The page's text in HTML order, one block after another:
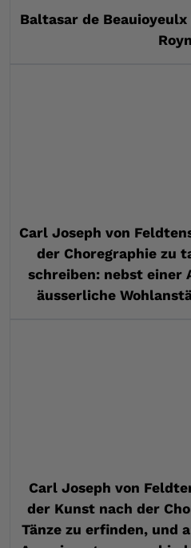
Baltasar de
Carl Joseph von
der Choregraphie zu
schreiben: nebst einer
äusserliche
Carl Joseph von
der Kunst nach der
Tänze zu erfinden, und